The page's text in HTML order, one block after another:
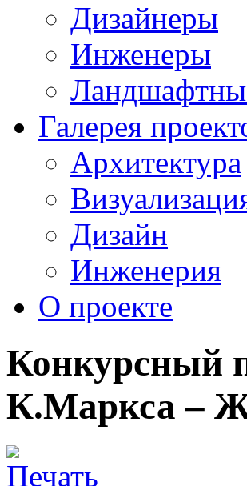
Дизайнеры
Инженеры
Галерея
Архитектура
Дизайн
Инженерия
О проекте
Конкурсный
К.Маркса –